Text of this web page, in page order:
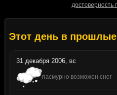
достоверность
Этот день в
31 декабря 2006, вс
пасмурно возможен снег